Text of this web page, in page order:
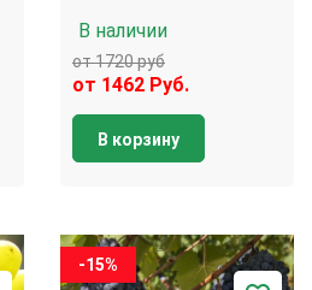
В наличии
от 1720 руб
от 1462 Руб.
В корзину
-15%